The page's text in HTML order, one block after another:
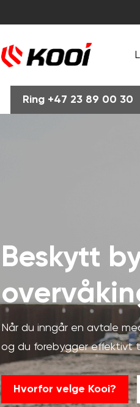
Ring +47 23 89 00 30
Beskytt
Når du inngår en avtale
og du forebygger effektivt
Hvorfor velge Kooi?